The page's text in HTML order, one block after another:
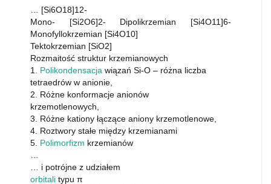
… [Si6O18]12-
Mono- [Si2O6]2- Dipolikrzemian [Si4O11]6-
Monofyllokrzemian [Si4O10]
Tektokrzemian [SiO2]
Rozmaitość struktur krzemianowych
1. Polikondensacja wiązań Si-O – różna liczba
tetraedrów w anionie,
2. Różne konformacje anionów
krzemotlenowych,
3. Różne kationy łączące aniony krzemotlenowe,
4. Roztwory stałe między krzemianami
5. Polimorfizm krzemianów
… i potrójne z udziałem
orbitali typu π